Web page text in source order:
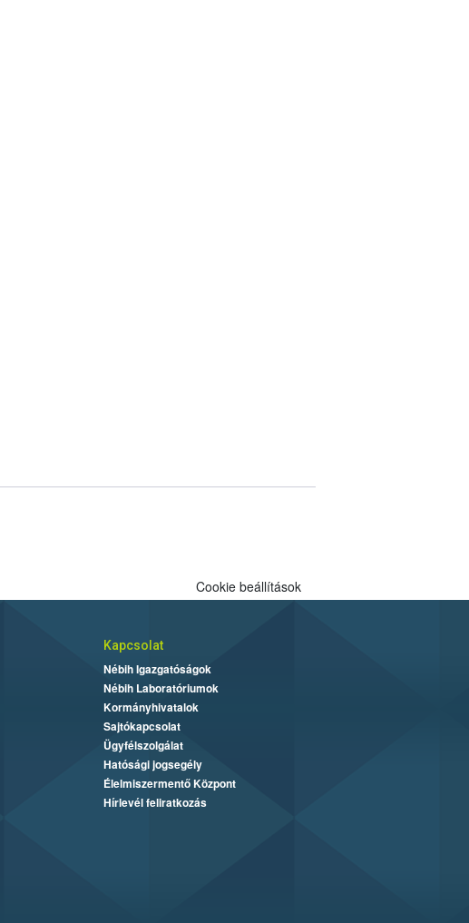
Cookie beállítások
Kapcsolat
Nébih Igazgatóságok
Nébih Laboratóriumok
Kormányhivatalok
Sajtókapcsolat
Ügyfélszolgálat
Hatósági jogsegély
Élelmiszermentő Központ
Hírlevél feliratkozás